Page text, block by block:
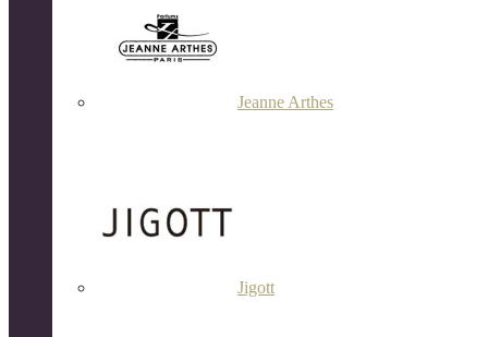
Jeanne Arthes
Jigott